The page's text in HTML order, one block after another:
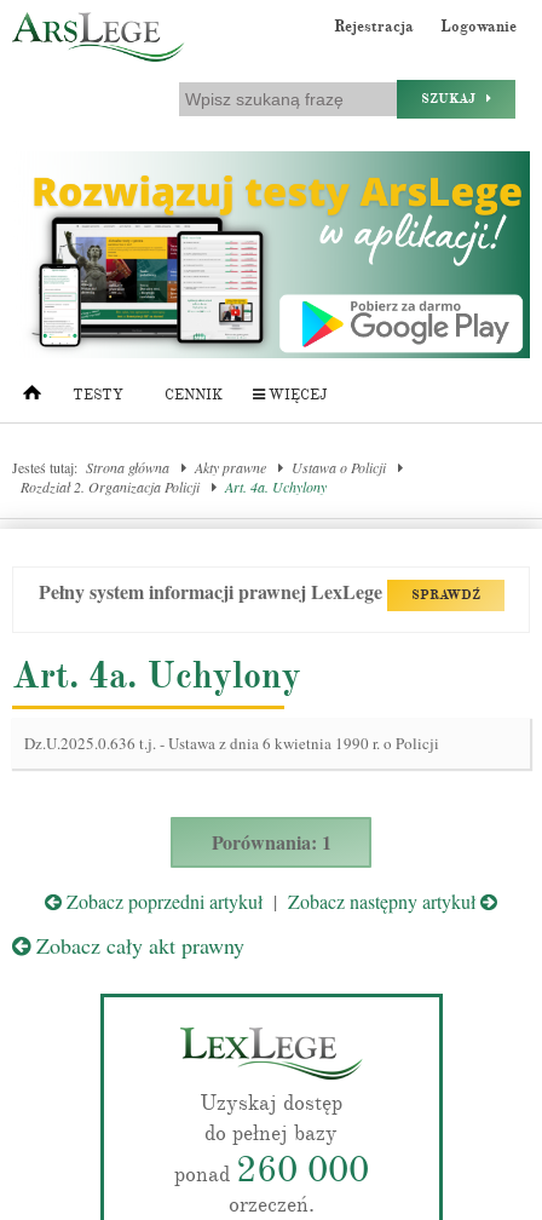
Rejestracja Logowanie
SZUKAJ
TESTY CENNIK WIĘCEJ
Jesteś tutaj: Strona główna Akty prawne
Ustawa o Policji
Rozdział 2. Organizacja Policji
Art. 4a. Uchylony
Pełny system informacji prawnej LexLege SPRAWDŹ
Art. 4a. Uchylony
Dz.U.2025.0.636 t.j.-Ustawa z dnia 6 kwietnia 1990 r. o Policji
Porównania: 1
Zobacz poprzedni artykuł | Zobacz następny artykuł
Zobacz cały akt prawny
Uzyskaj dostęp
do pełnej bazy
ponad 260 000
orzeczeń.